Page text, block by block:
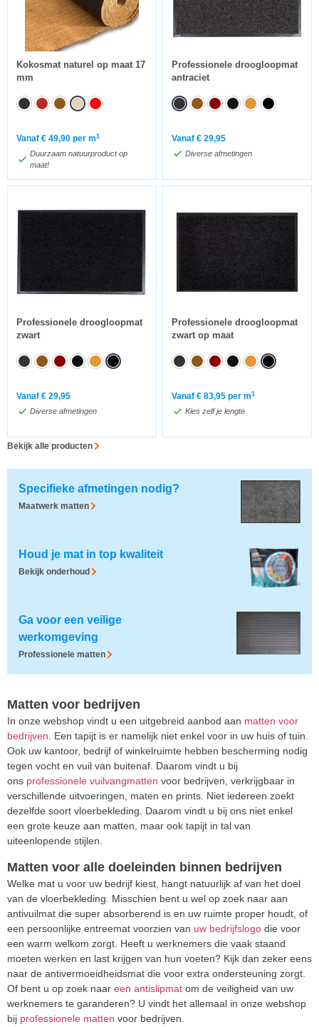
Kokosmat naturel op maat 17
mm
Vanaf € 49,90 per m1
Duurzaam natuurproduct op
maat!
Professionele droogloopmat
antraciet
Vanaf € 29,95
Diverse afmetingen
Professionele droogloopmat
zwart
Vanaf € 29,95
Diverse afmetingen
Professionele droogloopmat
zwart op maat
Vanaf € 83,95 per m1
Kies zelf je lengte
Bekijk alle producten
Specifieke afmetingen nodig?
Maatwerk matten
Houd je mat in top kwaliteit
Bekijk onderhoud
Ga voor een veilige
werkomgeving
Professionele matten
Matten voor bedrijven
In onze webshop vindt u een uitgebreid aanbod aan matten voor
bedrijven . Een tapijt is er namelijk niet enkel voor in uw huis of tuin.
Ook uw kantoor, bedrijf of winkelruimte hebben bescherming nodig
tegen vocht en vuil van buitenaf. Daarom vindt u bij
ons professionele vuilvangmatten voor bedrijven, verkrijgbaar in
verschillende uitvoeringen, maten en prints. Niet iedereen zoekt
dezelfde soort vloerbekleding. Daarom vindt u bij ons niet enkel
een grote keuze aan matten, maar ook tapijt in tal van
uiteenlopende stijlen.
Matten voor alle doeleinden binnen bedrijven
Welke mat u voor uw bedrijf kiest, hangt natuurlijk af van het doel
van de vloerbekleding. Misschien bent u wel op zoek naar aan
antivuilmat die super absorberend is en uw ruimte proper houdt, of
een persoonlijke entreemat voorzien van uw bedrijfslogo die voor
een warm welkom zorgt. Heeft u werknemers die vaak staand
moeten werken en last krijgen van hun voeten? Kijk dan zeker eens
naar de antivermoeidheidsmat die voor extra ondersteuning zorgt.
Of bent u op zoek naar een antislipmat om de veiligheid van uw
werknemers te garanderen? U vindt het allemaal in onze webshop
bij professionele matten voor bedrijven.